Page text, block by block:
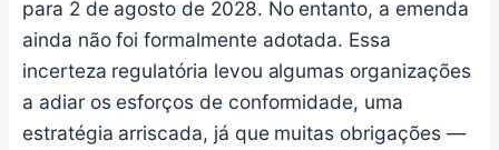
para 2 de agosto de 2028. No entanto, a emenda
ainda não foi formalmente adotada. Essa
incerteza regulatória levou algumas organizações
a adiar os esforços de conformidade, uma
estratégia arriscada, já que muitas obrigações —